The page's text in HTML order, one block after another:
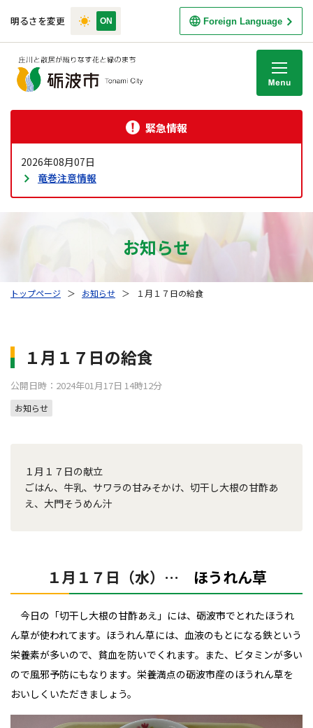
明るさを変更 Foreign Language
緊急情報
2026年08月07日
竜巻注意情報
お知らせ
トップページ ＞ お知らせ ＞ １月１７日の給食
１月１７日の給食
公開日時：2024年01月17日 14時12分
お知らせ
１月１７日の献立
ごはん、牛乳、サワラの甘みそかけ、切干し大根の甘酢あ
え、大門そうめん汁
１月１７日（水）… ほうれん草
今日の「切干し大根の甘酢あえ」には、砺波市でとれたほうれ
ん草が使われてます。ほうれん草には、血液のもとになる鉄という
栄養素が多いので、貧血を防いでくれます。また、ビタミンが多い
ので風邪予防にもなります。栄養満点の砺波市産のほうれん草を
おいしくいただきましょう。